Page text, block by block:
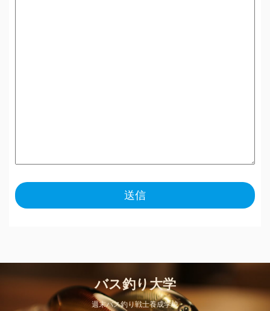
バス釣り大学
週末バス釣り戦士養成学校